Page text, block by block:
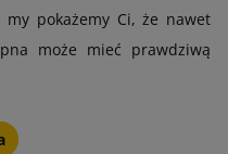
my pokażemy Ci, że nawet
może mieć prawdziwą